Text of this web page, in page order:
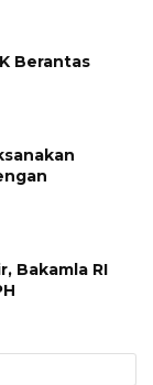
Berantas
Bakamla RI